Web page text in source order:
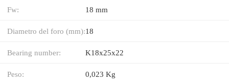
Fw: 18 mm
Diametro del foro (mm):18
Bearing number: K18x25x22
Peso: 0,023 Kg